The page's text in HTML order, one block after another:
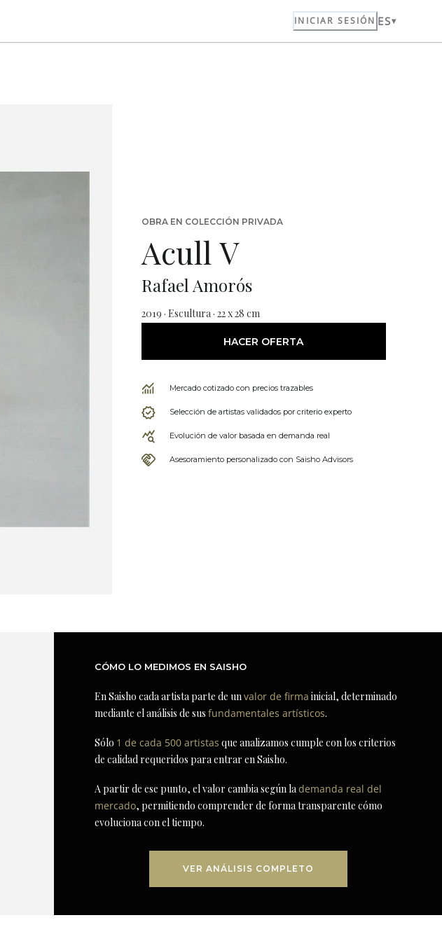
INICIAR SESIÓN ES
OBRA EN COLECCIÓN PRIVADA
Acull V
Rafael Amorós
2019 · Escultura · 22 x 28 cm
HACER OFERTA
Mercado cotizado con precios trazables
Selección de artistas validados por criterio experto
Evolución de valor basada en demanda real
Asesoramiento personalizado con Saisho Advisors
CÓMO LO MEDIMOS EN SAISHO
En Saisho cada artista parte de unvalor de firma inicial, determinado
mediante el análisis de susfundamentales artísticos.
Sólo 1 de cada 500 artistas que analizamos cumple con los criterios
de calidad requeridos para entrar en Saisho.
A partir de ese punto, el valor cambia según lademanda real del
mercado, permitiendo comprender de forma transparente cómo
evoluciona con el tiempo.
VER ANÁLISIS COMPLETO